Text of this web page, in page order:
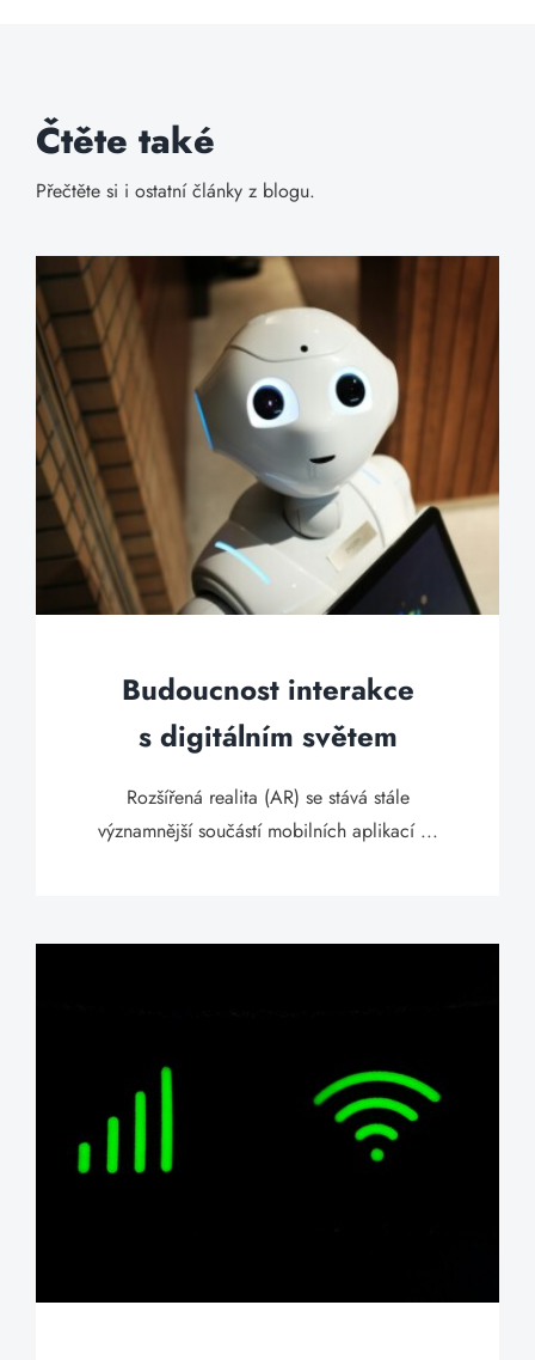
Čtěte také
Přečtěte si i ostatní články z blogu.
Budoucnost interakce
s digitálním světem
Rozšířená realita (AR) se stává stále
významnější součástí mobilních aplikací ...